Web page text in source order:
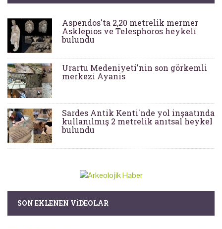
Aspendos'ta 2,20 metrelik mermer
Asklepios ve Telesphoros heykeli
bulundu
Urartu Medeniyeti'nin son görkemli
merkezi Ayanis
Sardes Antik Kenti'nde yol inşaatında
kullanılmış 2 metrelik anıtsal heykel
bulundu
SON EKLENEN VIDEOLAR